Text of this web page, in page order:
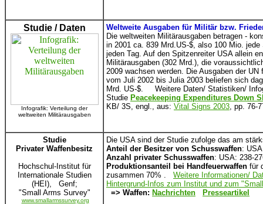
Studie / Daten
Infografik: Verteilung der
weltweiten Militärausgaben
Weltweite Ausgaben für Militär bzw.
Die weltweiten Militärausgaben betragen -
in 2001 ca. 839 Mrd.US-$, also 100 Mio.
jeden Tag. Auf den Spitzenreiter USA allein
Militärausgaben (302 Mrd.), die
2009 wachsen werden. Die Ausgaben der UN
vom Juli 2002 bis Julia 2003 beliefen sich
Mrd. US-$. Weitere Daten/ Statistiken/
Studie Peacekeeping Expenditures Down
KB/ 3S, engl., aus: Vital Signs 2003, pp. 76-
Studie
Privater Waffenbesitz
Hochschul-Institut für
Internationale Studien
(HEI), Genf;
"Small Arms Survey"
www.smallarmssurvey.org
Die USA sind der Studie zufolge das am
Anteil der Besitzer von Schusswaffen:
Anzahl privater Schusswaffen: USA: 238-
Produktionsanteil bei Handfeuerwaffen für
zusammen 70% . Weitere Informationen/
Hintergrund-Infos zum Institut und zum
=> Waffen: Nachrichten Presseartikel